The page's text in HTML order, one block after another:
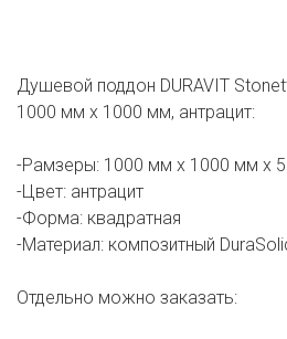
Душевой поддон DURAVIT
1000 мм х 1000 мм, антрацит:
-Рамзеры: 1000 мм х 1000 мм х
-Цвет: антрацит
-Форма: квадратная
-Материал: композитный
Отдельно можно заказать: